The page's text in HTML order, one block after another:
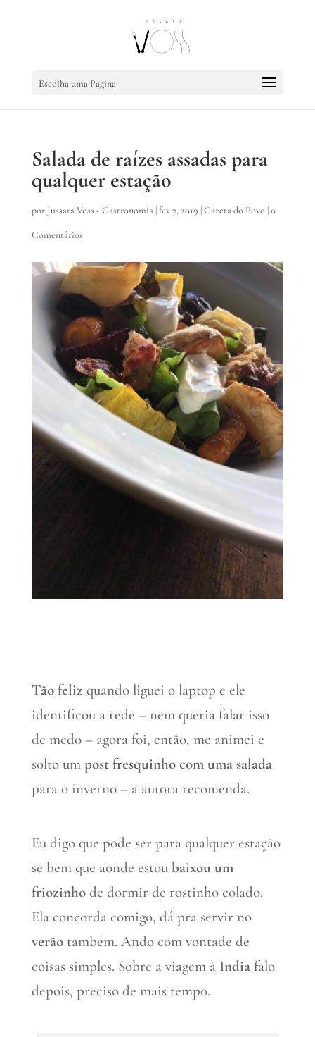
Escolha uma Página
Salada de raízes assadas para
qualquer estação
por Jussara Voss - Gastronomia|fev 7, 2019 |Gazeta do Povo|0
Comentários
Tão feliz quando liguei o laptop e ele
identificou a rede – nem queria falar isso
de medo – agora foi, então, me animei e
solto um post fresquinho com uma salada
para o inverno – a autora recomenda.
Eu digo que pode ser para qualquer estação
se bem que aonde estou baixou um
friozinhode dormir de rostinho colado.
Ela concorda comigo, dá pra servir no
verãotambém. Ando com vontade de
coisas simples. Sobre a viagem à Indiafalo
depois, preciso de mais tempo.